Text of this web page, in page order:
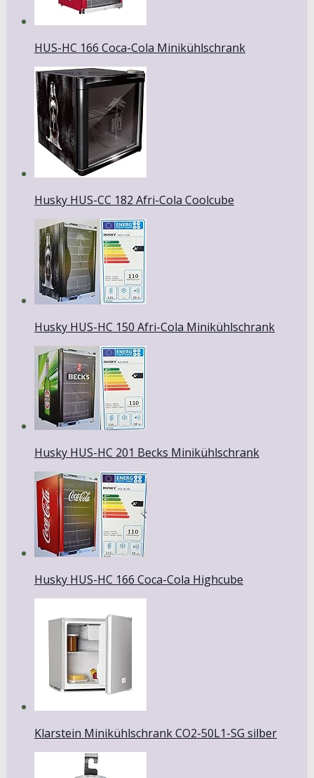
HUS-HC 166 Coca-Cola Minikühlschrank
Husky HUS-CC 182 Afri-Cola Coolcube
Husky HUS-HC 150 Afri-Cola Minikühlschrank
Husky HUS-HC 201 Becks Minikühlschrank
Husky HUS-HC 166 Coca-Cola Highcube
Klarstein Minikühlschrank CO2-50L1-SG silber